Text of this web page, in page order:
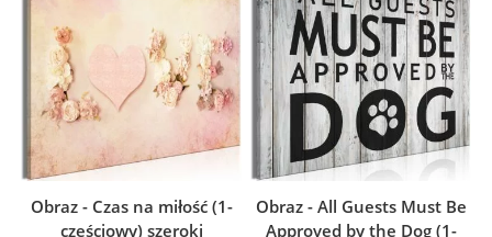
Obraz - Czas na miłość (1-
częściowy) szeroki
Obraz - All Guests Must Be
Approved by the Dog (1-